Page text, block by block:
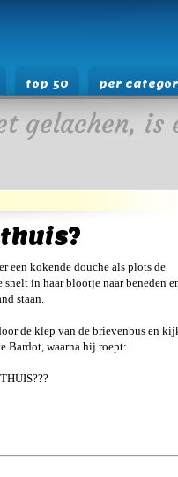
top 50 per
gelachen,
een kokende douche als plots de
in haar blootje naar beneden
staan.
de klep van de brievenbus en
Bardot, waarna hij roept: